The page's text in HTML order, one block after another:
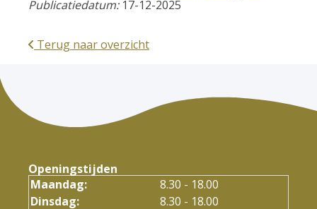
Publicatiedatum: 17-12-2025
Terug naar overzicht
Openingstijden
Maandag:
8.30 - 18.00
Dinsdag:
8.30 - 18.00